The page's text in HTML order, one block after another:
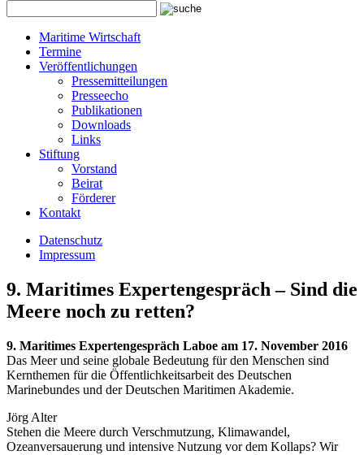
Maritime Wirtschaft
Termine
Veröffentlichungen
Pressemitteilungen
Presseecho
Publikationen
Downloads
Links
Stiftung
Vorstand
Beirat
Förderer
Kontakt
Datenschutz
Impressum
9. Maritimes Expertengespräch – Sind die
Meere noch zu retten?
9. Maritimes Expertengespräch Laboe am 17. November 2016
Das Meer und seine globale Bedeutung für den Menschen sind
Kernthemen für die Öffentlichkeitsarbeit des Deutschen
Marinebundes und der Deutschen Maritimen Akademie.
Jörg Alter
Stehen die Meere durch Verschmutzung, Klimawandel,
Ozeanversauerung und intensive Nutzung vor dem Kollaps? Wir